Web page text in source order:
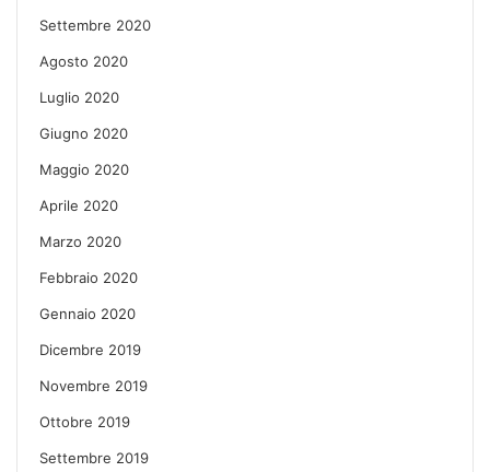
Settembre 2020
Agosto 2020
Luglio 2020
Giugno 2020
Maggio 2020
Aprile 2020
Marzo 2020
Febbraio 2020
Gennaio 2020
Dicembre 2019
Novembre 2019
Ottobre 2019
Settembre 2019